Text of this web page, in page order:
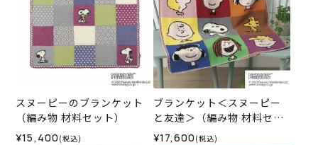
スヌーピーのブランケット
（編み物 材料セット）
¥15,400 (税込)
ブランケット＜スヌーピー
と友達＞（編み物 材料セッ
ト）
¥17,600 (税込)